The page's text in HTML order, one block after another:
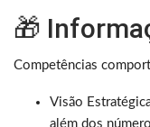
🎁
Competências
Visão
além dos